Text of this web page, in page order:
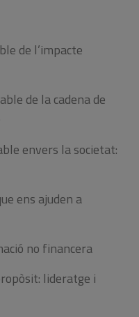
de l’impacte
de la cadena de
envers la societat:
ens ajuden a
no financera
lideratge i